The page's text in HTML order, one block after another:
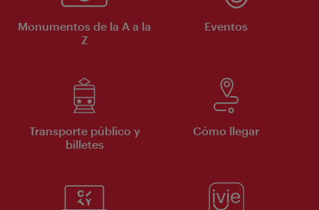
Monumentos de la A a la
Z
Eventos
Transporte público y
billetes
Cómo llegar